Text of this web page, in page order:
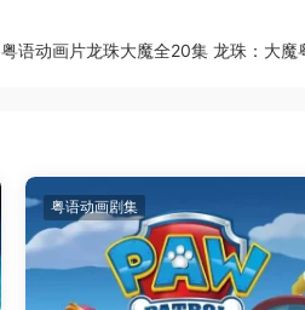
粤语动画片龙珠大魔全20集 龙珠：大魔
粤语动画剧集